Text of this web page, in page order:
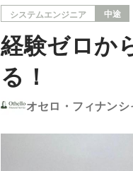
システムエンジニア 中途
経験ゼロか
る！
オセロ・フィナン